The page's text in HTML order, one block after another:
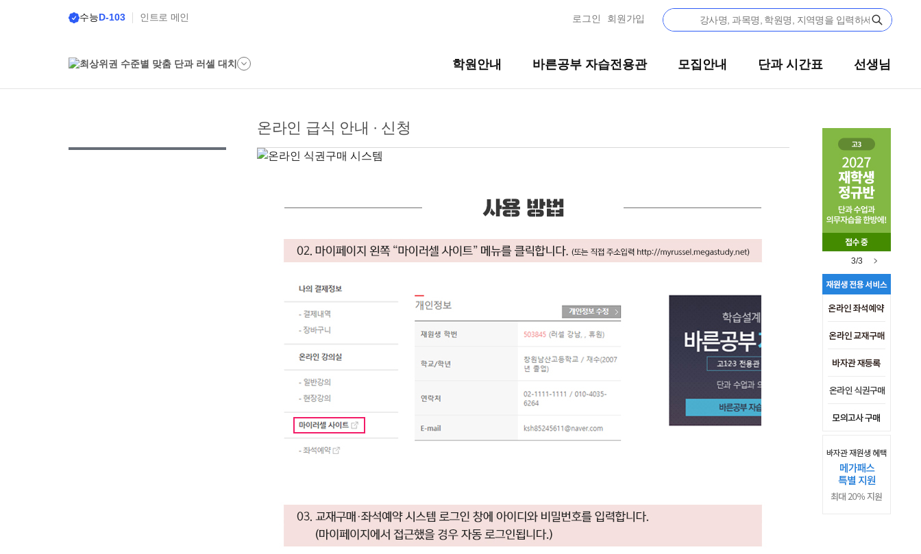
수능D-103 인트로 메인 로그인 회원가입
학원안내 바른공부 자습전용관 모집안내 단과 시간표 선생님
1/3
온라인 급식 안내 · 신청